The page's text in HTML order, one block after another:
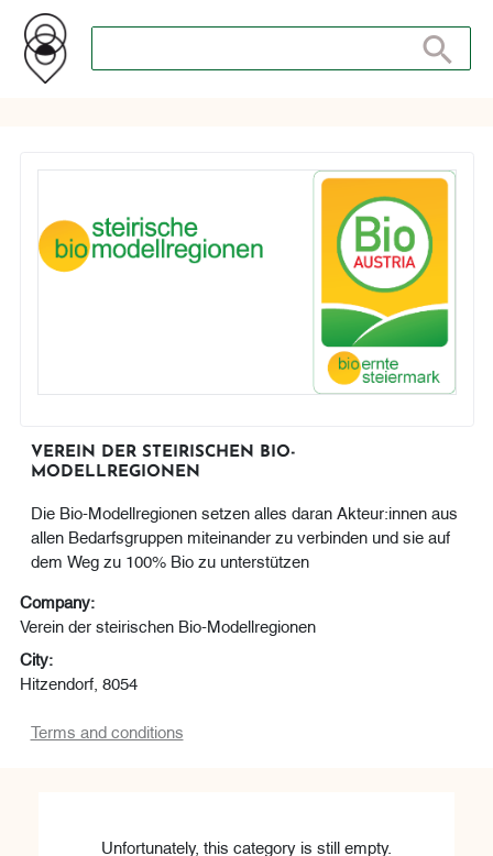
Search
VEREIN DER STEIRISCHEN BIO-
MODELLREGIONEN
Die Bio-Modellregionen setzen alles daran Akteur:innen aus
allen Bedarfsgruppen miteinander zu verbinden und sie auf
dem Weg zu 100% Bio zu unterstützen
Company:
Verein der steirischen Bio-Modellregionen
City:
Hitzendorf, 8054
Terms and conditions
Unfortunately, this category is still empty.